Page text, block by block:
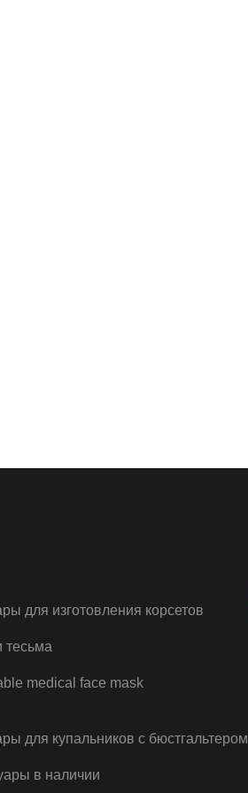
для изготовления корсетов
тесьма
medical face mask
для купальников с бюстгальтером
в наличии